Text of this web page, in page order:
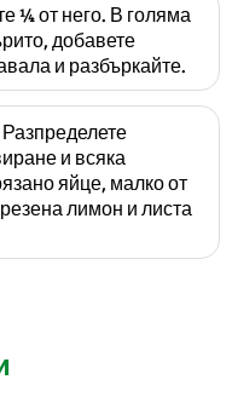
¼ от него. В голяма
добавете
и разбъркайте.
и всяка
яйце, малко от
лимон и листа